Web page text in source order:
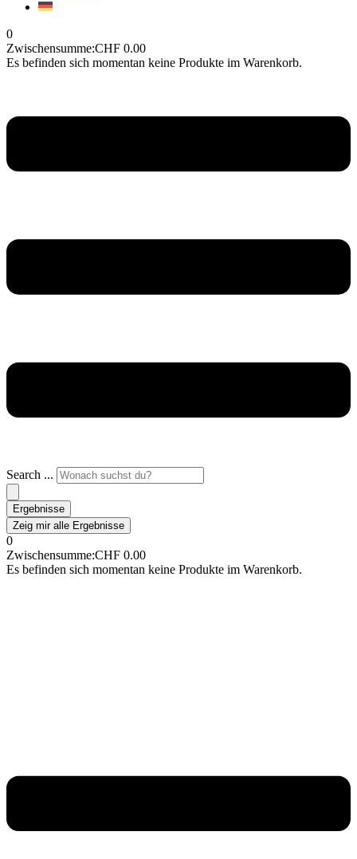
0
Zwischensumme:CHF 0.00
Es befinden sich momentan keine Produkte im Warenkorb.
Search ...
Ergebnisse
Zeig mir alle Ergebnisse
0
Zwischensumme:CHF 0.00
Es befinden sich momentan keine Produkte im Warenkorb.